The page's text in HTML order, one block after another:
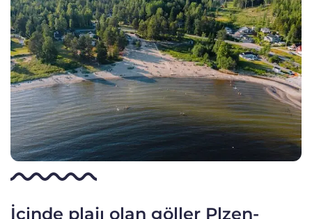
İçinde plajı olan göller Plzen-